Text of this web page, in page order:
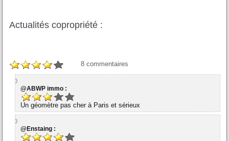
Actualités copropriété :
8 commentaires
@ABWP immo :
Un géomètre pas cher à Paris et sérieux
@Enstaing :